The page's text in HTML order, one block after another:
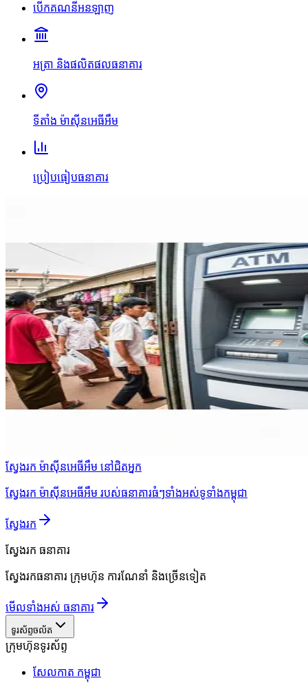
បើកគណនីអនឡាញ
អត្រា និងផលិតផលធនាគារ
ទីតាំង ម៉ាស៊ីនអេធីអឹម
ប្រៀបធៀបធនាគារ
ស្វែងរក ម៉ាស៊ីនអេធីអឹម នៅជិតអ្នក
ស្វែងរក ម៉ាស៊ីនអេធីអឹម របស់ធនាគារធំៗទាំងអស់ទូទាំងកម្ពុជា
ស្វែងរក
ស្វែងរក ធនាគារ
ស្វែងរកធនាគារ ក្រុមហ៊ុន ការណែនាំ និងច្រើនទៀត
មើលទាំងអស់ ធនាគារ
ទូរស័ព្ទចល័ត
ក្រុមហ៊ុនទូរស័ព្ទ
សែលកាត កម្ពុជា